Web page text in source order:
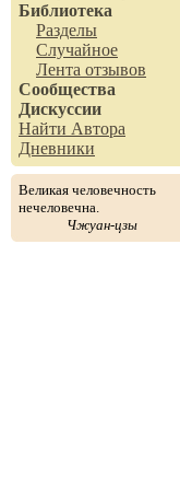
Библиотека
Разделы
Случайное
Лента отзывов
Сообщества
Дискуссии
Найти Автора
Дневники
Великая человечность
нечеловечна.
Чжуан-цзы